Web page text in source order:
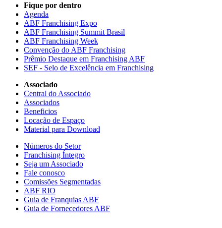
Fique por dentro
Agenda
ABF Franchising Expo
ABF Franchising Summit Brasil
ABF Franchising Week
Convenção do ABF Franchising
Prêmio Destaque em Franchising ABF
SEF - Selo de Excelência em Franchising
Associado
Central do Associado
Associados
Beneficios
Locação de Espaço
Material para Download
Números do Setor
Franchising Íntegro
Seja um Associado
Fale conosco
Comissões Segmentadas
ABF RIO
Guia de Franquias ABF
Guia de Fornecedores ABF